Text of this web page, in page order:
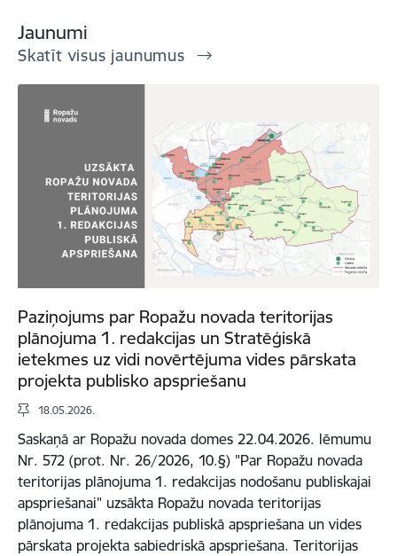
Jaunumi
Skatīt visus jaunumus
Paziņojums par Ropažu novada teritorijas
plānojuma 1. redakcijas un Stratēģiskā
ietekmes uz vidi novērtējuma vides pārskata
projekta publisko apspriešanu
18.05.2026.
Saskaņā ar Ropažu novada domes 22.04.2026. lēmumu
Nr. 572 (prot. Nr. 26/2026, 10.§) "Par Ropažu novada
teritorijas plānojuma 1. redakcijas nodošanu publiskajai
apspriešanai" uzsākta Ropažu novada teritorijas
plānojuma 1. redakcijas publiskā apspriešana un vides
pārskata projekta sabiedriskā apspriešana. Teritorijas